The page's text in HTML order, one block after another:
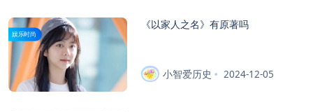
娱乐时尚
《以家人之名》有原著吗
小智爱历史 2024-12-05